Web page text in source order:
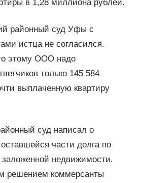
в 1,28 миллиона рублей.
районный суд Уфы с
истца не согласился.
этому ООО надо
только 145 584
выплаченную квартиру
суд написал о
части долга по
заложенной недвижимости.
решением коммерсанты